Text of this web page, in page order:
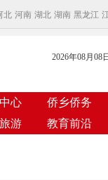
北 河南 湖北 湖南 黑龙江
2026年08月08
心 侨乡侨务
游
教育前沿